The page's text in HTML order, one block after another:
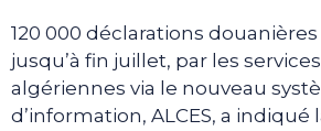
120 000 déclarations
jusqu’à fin juillet, par les
algériennes via le nouveau
d’information, ALCES, a indiqué